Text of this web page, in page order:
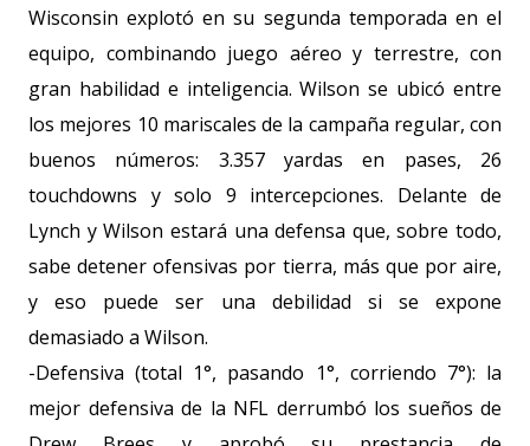
Wisconsin explotó en su segunda temporada en el
equipo, combinando juego aéreo y terrestre, con
gran habilidad e inteligencia. Wilson se ubicó entre
los mejores 10 mariscales de la campaña regular, con
buenos números: 3.357 yardas en pases, 26
touchdowns y solo 9 intercepciones. Delante de
Lynch y Wilson estará una defensa que, sobre todo,
sabe detener ofensivas por tierra, más que por aire,
y eso puede ser una debilidad si se expone
demasiado a Wilson.
-Defensiva (total 1°, pasando 1°, corriendo 7°): la
mejor defensiva de la NFL derrumbó los sueños de